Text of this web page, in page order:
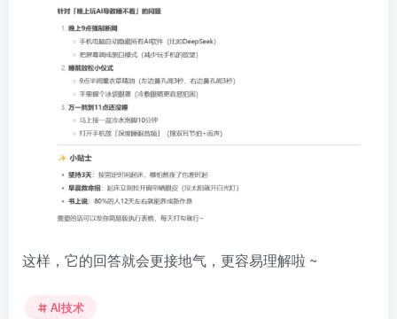
这样，它的回答就会更接地气，更容易理解啦 ~
AI技术